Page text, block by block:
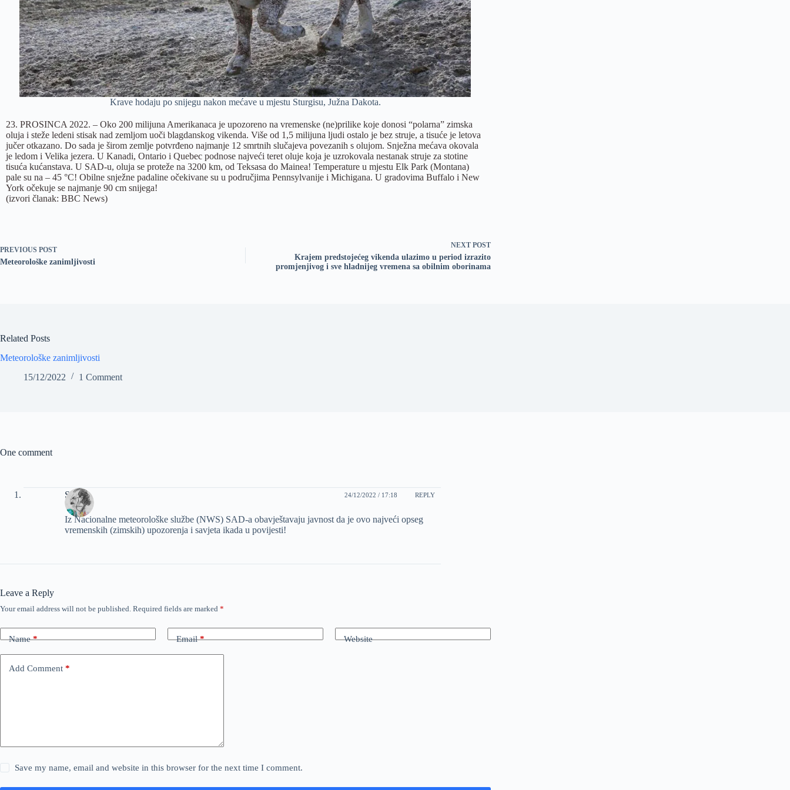
Krave hodaju po snijegu nakon mećave u mjestu Sturgisu, Južna Dakota.
23. PROSINCA 2022. – Oko 200 milijuna Amerikanaca je upozoreno na vremenske (ne)prilike koje donosi “polarna” zimska
oluja i steže ledeni stisak nad zemljom uoči blagdanskog vikenda. Više od 1,5 milijuna ljudi ostalo je bez struje, a tisuće je letova
jučer otkazano. Do sada je širom zemlje potvrđeno najmanje 12 smrtnih slučajeva povezanih s olujom. Snježna mećava okovala
je ledom i Velika jezera. U Kanadi, Ontario i Quebec podnose najveći teret oluje koja je uzrokovala nestanak struje za stotine
tisuća kućanstava. U SAD-u, oluja se proteže na 3200 km, od Teksasa do Mainea! Temperature u mjestu Elk Park (Montana)
pale su na – 45 °C! Obilne snježne padaline očekivane su u područjima Pennsylvanije i Michigana. U gradovima Buffalo i New
York očekuje se najmanje 90 cm snijega!
(izvori članak: BBC News)
PREVIOUS POST
Meteorološke zanimljivosti
NEXT POST
Krajem predstojećeg vikenda ulazimo u period izrazito
promjenjivog i sve hladnijeg vremena sa obilnim oborinama
Related Posts
Meteorološke zanimljivosti
15/12/2022
1 Comment
One comment
Slavko 24/12/2022 / 17:18 REPLY
Iz Nacionalne meteorološke službe (NWS) SAD-a obavještavaju javnost da je ovo najveći opseg
vremenskih (zimskih) upozorenja i savjeta ikada u povijesti!
Leave a Reply
Your email address will not be published. Required fields are marked *
Name* Email* Website
Add Comment *
Save my name, email and website in this browser for the next time I comment.